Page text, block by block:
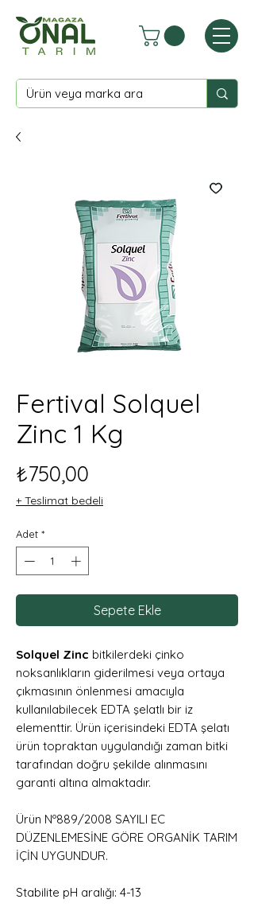
Fertival Solquel
Zinc 1 Kg
₺750,00
+ Teslimat bedeli
Adet *
Sepete Ekle
Solquel Zinc bitkilerdeki çinko
noksanlıkların giderilmesi veya ortaya
çıkmasının önlenmesi amacıyla
kullanılabilecek EDTA şelatlı bir iz
elementtir. Ürün içerisindeki EDTA şelatı
ürün topraktan uygulandığı zaman bitki
tarafından doğru şekilde alınmasını
garanti altına almaktadır.
Ürün Nº889/2008 SAYILI EC
DÜZENLEMESİNE GÖRE ORGANİK TARIM
İÇİN UYGUNDUR.
Stabilite pH aralığı: 4-13